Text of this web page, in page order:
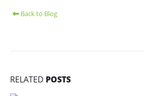
Back to Blog
RELATED POSTS